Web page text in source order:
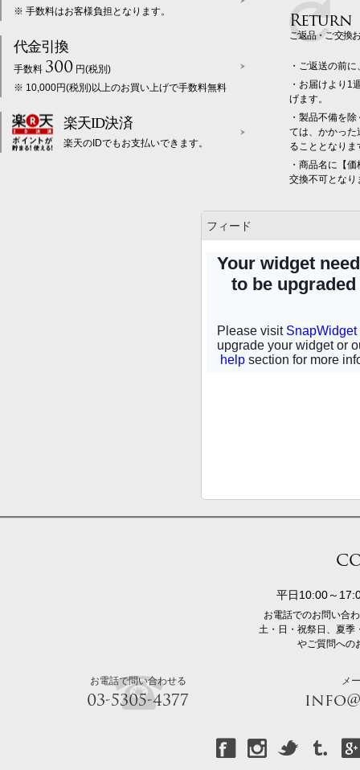
※ 手数料はお客様負担となります。
代金引換
手数料 300 円(税別)
※ 10,000円(税別)以上のお買い上げで手数料無料
楽天ID決済
楽天のIDでもお支払いできます。
Return
ご返品・ご交換
・ご返送の前
・お届けより1
げます。
・製品不備を
ては、かかった
ることとなり
・商品名に【
交換不可となり
フィード
平日10:00～
お電話でのお問い合
土・日・祝祭日、夏季
やご質問への
お電話で問い合わせる
03-5305-4377
メ